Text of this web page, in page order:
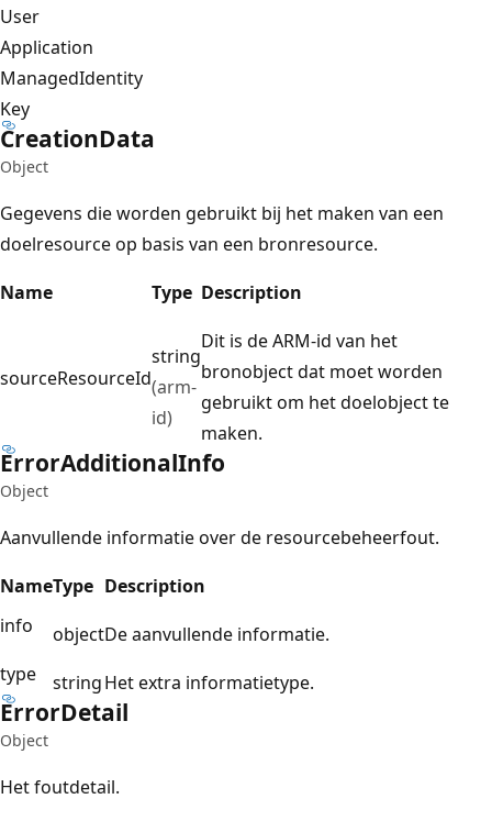
User
Application
ManagedIdentity
Key
CreationData
Object
Gegevens die worden gebruikt bij het maken van een
doelresource op basis van een bronresource.
Name
Type Description
sourceResourceId
string
(arm-
id)
Dit is de ARM-id van het
bronobject dat moet worden
gebruikt om het doelobject te
maken.
ErrorAdditionalInfo
Object
Aanvullende informatie over de resourcebeheerfout.
NameType Description
info
objectDe aanvullende informatie.
type
stringHet extra informatietype.
ErrorDetail
Object
Het foutdetail.